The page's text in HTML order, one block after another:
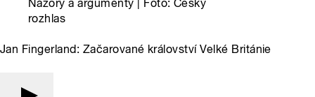
Názory a argumenty | Foto: Český
rozhlas
Jan Fingerland: Začarované království Velké Británie